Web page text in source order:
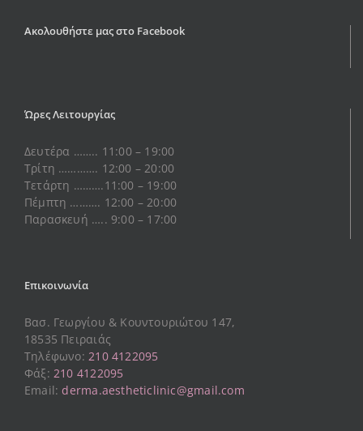
Ακολουθήστε μας στο Facebook
Ώρες Λειτουργίας
Δευτέρα …….. 11:00 – 19:00
Τρίτη …………. 12:00 – 20:00
Τετάρτη ……….11:00 – 19:00
Πέμπτη ………. 12:00 – 20:00
Παρασκευή ….. 9:00 – 17:00
Επικοινωνία
Βασ. Γεωργίου & Κουντουριώτου 147,
18535 Πειραιάς
Τηλέφωνο:210 4122095
Φάξ:210 4122095
Email:derma.aestheticlinic@gmail.com